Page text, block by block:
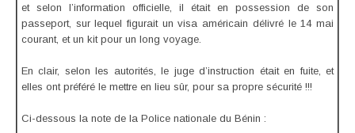
et selon l’information officielle, il était en possession de son
passeport, sur lequel figurait un visa américain délivré le 14 mai
courant, et un kit pour un long voyage.
En clair, selon les autorités, le juge d’instruction était en fuite, et
elles ont préféré le mettre en lieu sûr, pour sa propre sécurité !!!
Ci-dessous la note de la Police nationale du Bénin :